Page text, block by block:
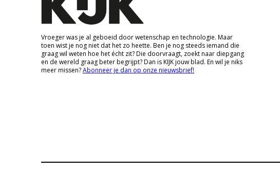
Vroeger was je al geboeid door wetenschap en technologie. Maar
toen wist je nog niet dat het zo heette. Ben je nog steeds iemand die
graag wil weten hoe het écht zit? Die doorvraagt, zoekt naar diepgang
en de wereld graag beter begrijpt? Dan is KIJK jouw blad. En wil je niks
meer missen?Abonneer je dan op onze nieuwsbrief!